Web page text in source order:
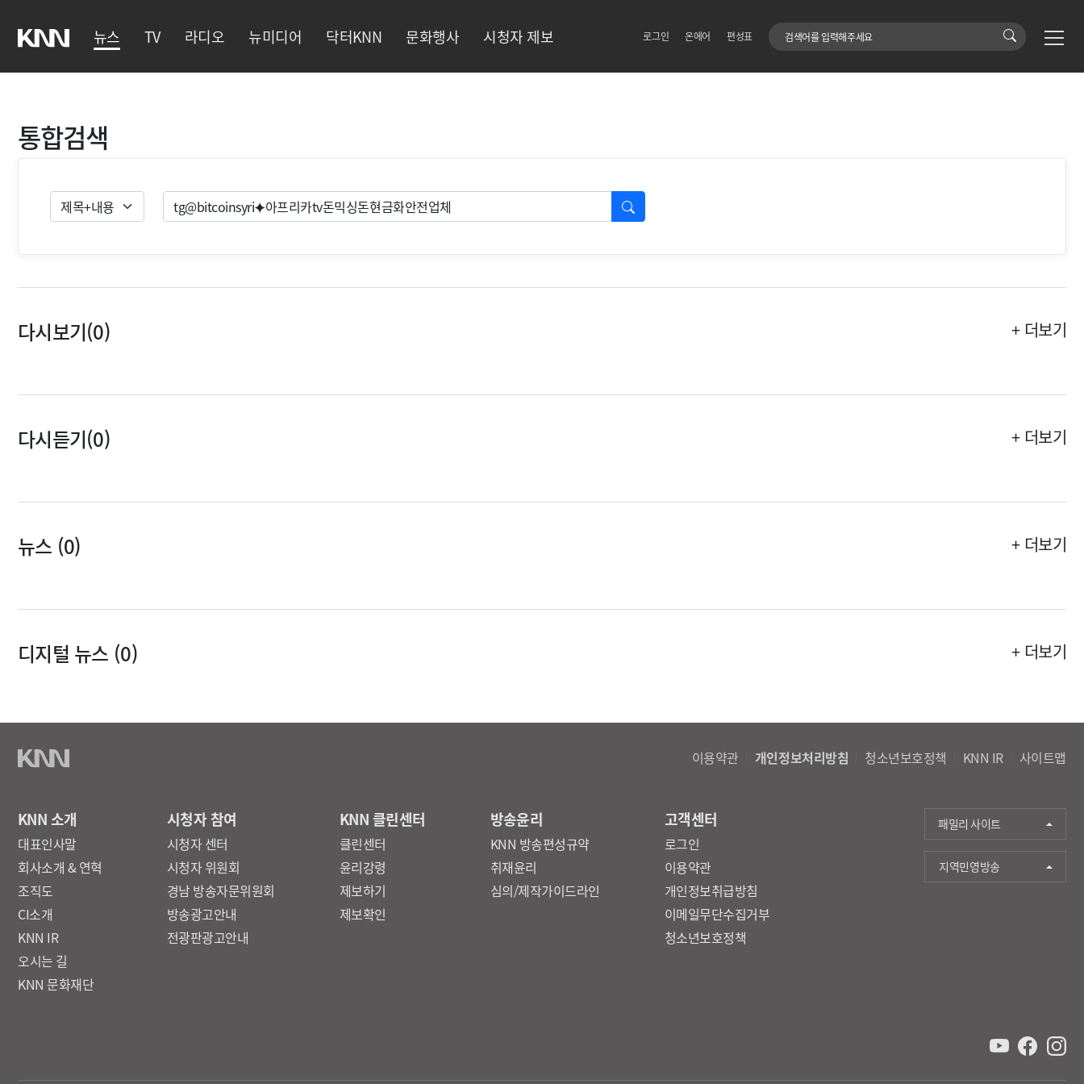
뉴스 TV 라디오 뉴미디어 닥터KNN 문화행사 시청자 제보 로그인 온에어 편성표
검색어
통합검색
검색유형 검색
다시보기(0) + 더보기
다시듣기(0) + 더보기
뉴스 (0) + 더보기
디지털 뉴스 (0) + 더보기
이용약관 개인정보처리방침 청소년보호정책 KNN IR 사이트맵
KNN 소개
대표인사말
회사소개 & 연혁
조직도
CI소개
KNN IR
오시는 길
KNN 문화재단
시청자 참여
시청자 센터
시청자 위원회
경남 방송자문위원회
방송광고안내
전광판광고안내
KNN 클린센터
클린센터
윤리강령
제보하기
제보확인
방송윤리
KNN 방송편성규약
취재윤리
심의/제작가이드라인
고객센터
로그인
이용약관
개인정보취급방침
이메일무단수집거부
청소년보호정책
패밀리 사이트
지역민영방송